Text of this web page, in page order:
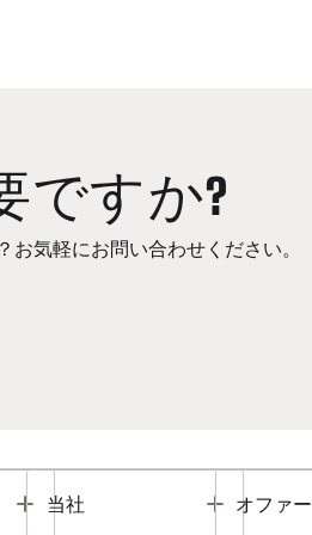
ですか?
お気軽にお問い合わせください。
Toggle
当社 Toggle
オファー